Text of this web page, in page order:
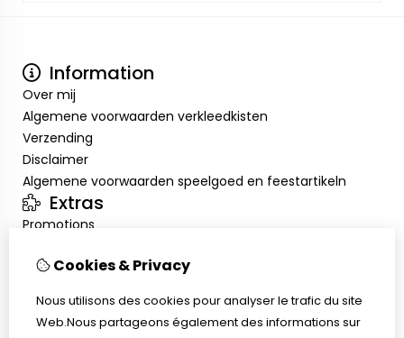
Information
Over mij
Algemene voorwaarden verkleedkisten
Verzending
Disclaimer
Algemene voorwaarden speelgoed en feestartikeln
Extras
Promotions
Inloggen
Service client
Cookies & Privacy
Nous utilisons des cookies pour analyser le trafic du site
Web.Nous partageons également des informations sur